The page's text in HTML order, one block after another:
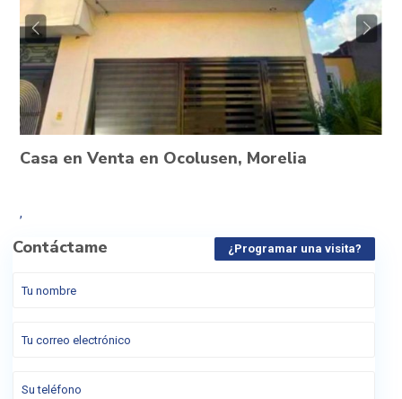
Casa en Venta en Ocolusen, Morelia
,
Contáctame ¿Programar una visita?